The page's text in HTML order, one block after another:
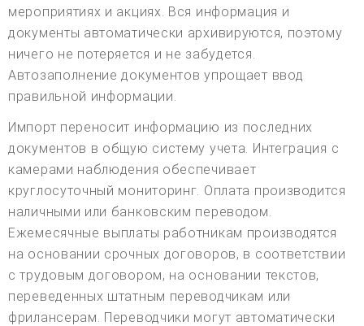
мероприятиях и акциях. Вся информация и
документы автоматически архивируются, поэтому
ничего не потеряется и не забудется.
Автозаполнение документов упрощает ввод
правильной информации.
Импорт переносит информацию из последних
документов в общую систему учета. Интеграция с
камерами наблюдения обеспечивает
круглосуточный мониторинг. Оплата производится
наличными или банковским переводом.
Ежемесячные выплаты работникам производятся
на основании срочных договоров, в соответствии
с трудовым договором, на основании текстов,
переведенных штатным переводчикам или
фрилансерам. Переводчики могут автоматически